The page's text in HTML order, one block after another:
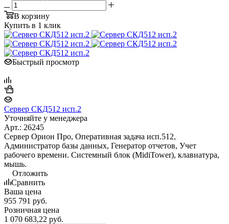
В корзину
Купить в 1 клик
Быстрый просмотр
Сервер СКД512 исп.2
Уточняйте у менеджера
Арт.: 26245
Сервер Орион Про, Оперативная задача исп.512,
Администратор базы данных, Генератор отчетов, Учет
рабочего времени. Системный блок (MidiTower), клавиатура,
мышь.
Отложить
Сравнить
Ваша цена
955 791 руб.
Розничная цена
1 070 683,22 руб.